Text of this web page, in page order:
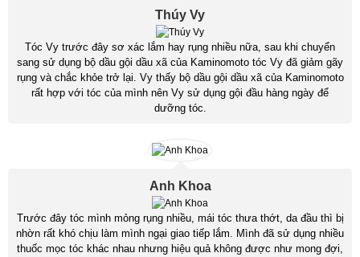
Thúy Vy
Tóc Vy trước đây sơ xác lắm hay rụng nhiều nữa, sau khi chuyển
sang sử dụng bộ dầu gội dầu xã của Kaminomoto tóc Vy đã giảm gãy
rụng và chắc khỏe trở lại. Vy thấy bộ dầu gội dầu xã của Kaminomoto
rất hợp với tóc của mình nên Vy sử dụng gội đầu hàng ngày để
dưỡng tóc.
Anh Khoa
Trước đây tóc mình mỏng rụng nhiều, mái tóc thưa thớt, da đầu thì bị
nhờn rất khó chịu làm mình ngại giao tiếp lắm. Mình đã sử dụng nhiều
thuốc mọc tóc khác nhau nhưng hiệu quả không được như mong đợi,